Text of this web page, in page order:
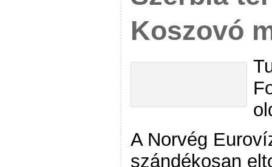
Koszovó
A Norvég
szándékosan